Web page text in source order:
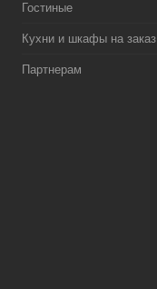
Гостиные
Кухни и шкафы на заказ
Партнерам